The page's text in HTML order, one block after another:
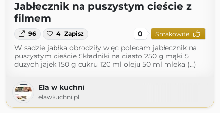
Jabłecznik na puszystym cieście z
filmem
96 4 Zapisz 0 Smakowite
W sadzie jabłka obrodziły więc polecam jabłecznik na
puszystym cieście Składniki na ciasto 250 g mąki 5
dużych jajek 150 g cukru 120 ml oleju 50 ml mleka (...)
Ela w kuchni
elawkuchni.pl